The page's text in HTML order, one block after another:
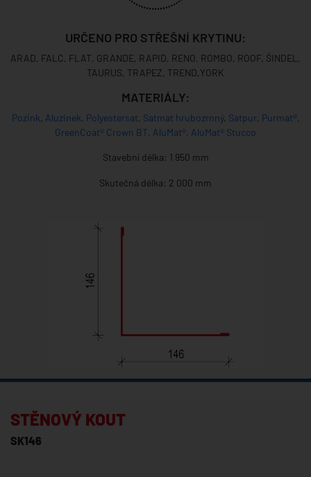
URČENO PRO STŘEŠNÍ KRYTINU:
ARAD, FALC, FLAT, GRANDE, RAPID, RENO, ROMBO, ROOF, ŠINDEL,
TAURUS, TRAPEZ, TREND,YORK
MATERIÁLY:
Pozink Aluzinek Polyestersat Satmat hrubozrnný, Satpur, Purmat®,
GreenCoat® Crown BT AluMat® AluMat® Stucco
Stavební délka: 1 950 mm
Skutečná délka: 2 000 mm
STĚNOVÝ KOUT
SK146